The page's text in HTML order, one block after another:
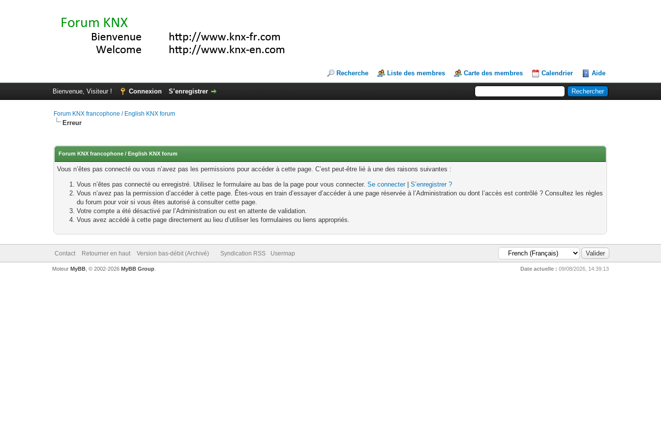
Recherche Liste des membres Carte des membres Calendrier Aide
Bienvenue, Visiteur ! Connexion S’enregistrer
Forum KNX francophone / English KNX forum
Erreur
Forum KNX francophone / English KNX forum
Vous n’êtes pas connecté ou vous n’avez pas les permissions pour accéder à cette page. C’est peut-être lié à une des raisons suivantes :
Vous n’êtes pas connecté ou enregistré. Utilisez le formulaire au bas de la page pour vous connecter.Se connecter|S’enregistrer ?
Vous n’avez pas la permission d’accéder à cette page. Êtes-vous en train d’essayer d’accéder à une page réservée à l’Administration ou dont l’accès est contrôlé ? Consultez les règles
du forum pour voir si vous êtes autorisé à consulter cette page.
Votre compte a été désactivé par l’Administration ou est en attente de validation.
Vous avez accédé à cette page directement au lieu d’utiliser les formulaires ou liens appropriés.
Contact Retourner en haut Version bas-débit (Archivé) Syndication RSS Usermap
Date actuelle : 09/08/2026, 14:39:13
Moteur MyBB, © 2002-2026 MyBB Group.